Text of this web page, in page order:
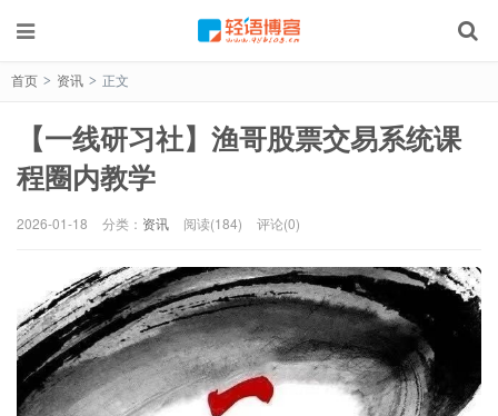
首页 > 资讯 > 正文
【一线研习社】渔哥股票交易系统课
程圈内教学
2026-01-18 分类： 资讯 阅读(184) 评论(0)